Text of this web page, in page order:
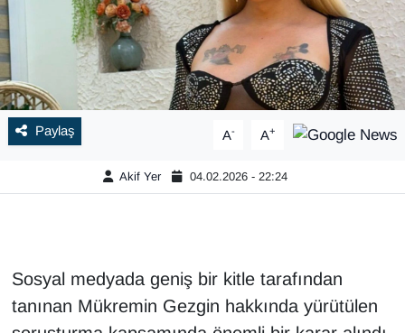
Paylaş A- A+
Akif Yer 04.02.2026 - 22:24
Sosyal medyada geniş bir kitle tarafından
tanınan Mükremin Gezgin hakkında yürütülen